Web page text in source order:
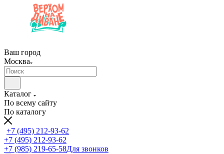
Ваш город
Москва
Каталог
По всему сайту
По каталогу
+7 (495) 212-93-62
+7 (495) 212-93-62
+7 (985) 219-65-58Для звонков